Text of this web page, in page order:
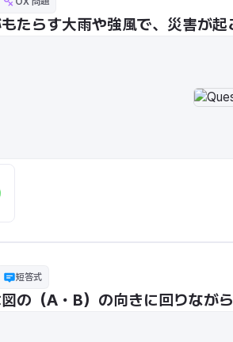
たらす大雨や強風で、災害が起
短答式
の（A・B）の向きに回りながら